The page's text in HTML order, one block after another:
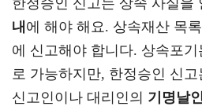
한정승인 신고는 상속 사실을
내 에 해야 해요. 상속재산 목
에 신고해야 합니다. 상속포
로 가능하지만, 한정승인 신고
신고인이나 대리인의 기명날